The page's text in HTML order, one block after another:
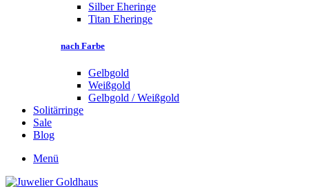
Silber Eheringe
Titan Eheringe
nach Farbe
Gelbgold
Weißgold
Gelbgold / Weißgold
Solitärringe
Sale
Blog
Menü